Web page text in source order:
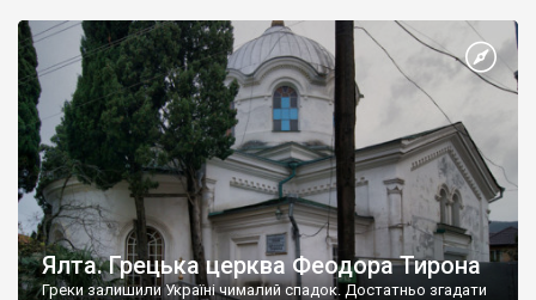
Ялта. Грецька церква Феодора Тирона
Греки залишили Україні чималий спадок. Достатньо згадати